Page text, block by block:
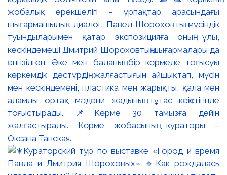
жобалық ерекшелігі – ұрпақтар арасындағы
шығармашылық диалог. Павел Шороховтың мүсіндік
туындыларымен қатар экспозицияға оның ұлы,
кескіндемеші Дмитрий Шороховтың шығармалары да
енгізілген. Әке мен баланың бір көрмеде тоғысуы
көркемдік дәстүрдің жалғастығын айшықтап, мүсін
мен кескіндемені, пластика мен жарықты, қала мен
адамды ортақ мәдени жадының тұтас кеңістігінде
тоғыстырады. 📌Көрме 30 тамызға дейін
жалғастырады. Көрме жобасының кураторы –
Оксана Танская.